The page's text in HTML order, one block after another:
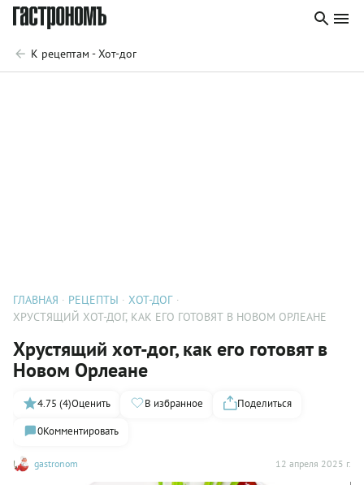
К рецептам - Хот-дог
ГЛАВНАЯ РЕЦЕПТЫ
ХОТ-ДОГ
ХРУСТЯЩИЙ ХОТ-ДОГ, КАК ЕГО ГОТОВЯТ В НОВОМ ОРЛЕАНЕ
Хрустящий хот-дог, как его готовят в
Новом Орлеане
gastronom 12 апреля 2025 г.
4.75 (4)Оценить В избранное
Поделиться
0Комментировать